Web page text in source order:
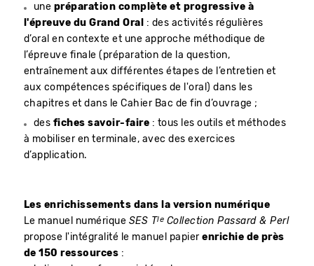
une préparation complète et progressive à
l'épreuve du Grand Oral : des activités régulières
d’oral en contexte et une approche méthodique de
l’épreuve finale (préparation de la question,
entraînement aux différentes étapes de l’entretien et
aux compétences spécifiques de l'oral) dans les
chapitres et dans le Cahier Bac de fin d’ouvrage ;
des fiches savoir-faire : tous les outils et méthodes
à mobiliser en terminale, avec des exercices
d’application.
Les enrichissements dans la version numérique
Le manuel numérique SES Tle Collection Passard & Perl
propose l'intégralité le manuel papierenrichie de près
de 150 ressources :